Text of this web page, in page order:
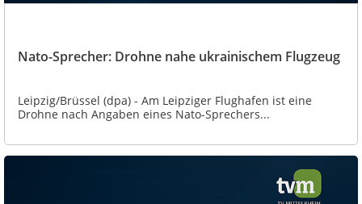
Nato-Sprecher: Drohne nahe ukrainischem Flugzeug
Leipzig/Brüssel (dpa) - Am Leipziger Flughafen ist eine
Drohne nach Angaben eines Nato-Sprechers...